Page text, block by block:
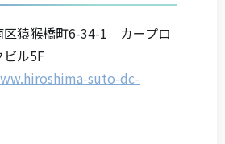
区猿猴橋町6-34-1 カープロ
ル5F
suto-dc-